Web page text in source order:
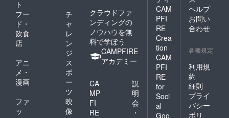
ト
フー
ド・
飲食
店
チ
ャ
レ
ン
ジ
アニ
メ・
漫画
ス
ポ
ー
ツ
ファ
ッ
映
像
クラウドファ
ンディングの
ノウハウを無
料で学ぼう
CAMPFIRE
アカデミー
CA
MP
FI
RE
説
明
会
・
CAM
PFI
RE
Crea
tion
CAM
PFI
RE
for
Soci
al
Goo
ヘルプ
お問い
合わせ
各種規定
利用規
約
細則
プライ
バシー
ポリ